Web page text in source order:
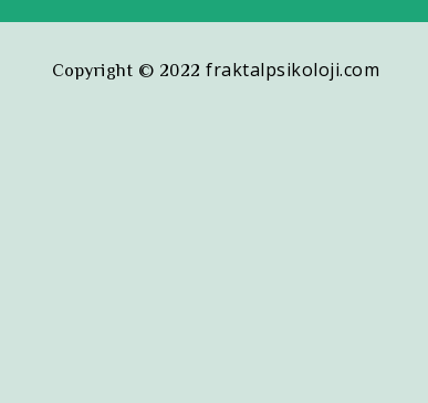
Copyright © 2022 fraktalpsikoloji.com